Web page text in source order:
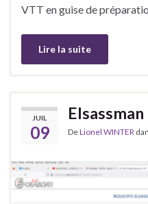
VTT en guise de
Lire la suite
JUIL
09
Elsassman
DeLionel WINTER